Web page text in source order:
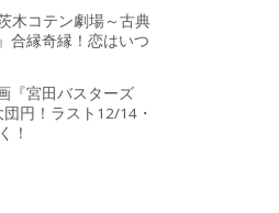
木コテン劇場～古典
合縁奇縁！恋はいつ
『宮田バスターズ
団円！ラスト12/14・
！